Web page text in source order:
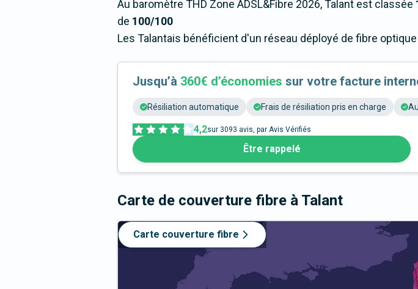
Au baromètre THD Zone ADSL&Fibre 2026, Talant est classée
de 100/100
Les Talantais bénéficient d'un réseau déployé de fibre
Jusqu’à 360€ d’économies sur votre facture
Résiliation automatique Frais de résiliation pris en charge
4,2sur 3093 avis, par Avis Vérifiés
Être rappelé
Carte de couverture fibre à Talant
Carte couverture fibre